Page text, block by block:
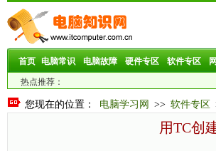
首页 电脑常识 电脑故障 硬件专区 软件专区
热点推荐：
您现在的位置： 电脑学习网 >> 软件专区
用TC创